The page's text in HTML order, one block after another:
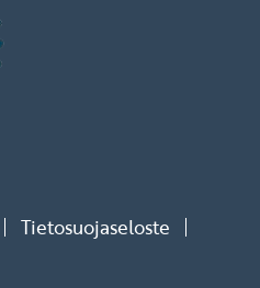
Tietosuojaseloste